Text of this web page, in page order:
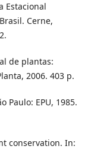
Estacional
Cerne,
de plantas:
2006. 403 p.
Paulo: EPU, 1985.
conservation. In: